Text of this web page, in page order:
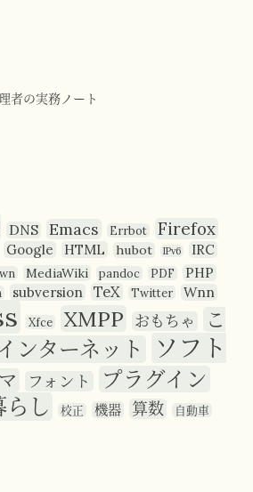
者の実務ノート
DNS Emacs Errbot Firefox
Google HTML hubot IPv6 IRC
MediaWiki pandoc PDF PHP
subversion TeX Twitter Wnn
Xfce XMPP おもちゃ
こ
ンターネット
ソフト
フォント プラグイン
らし 校正 機器 算数 自動車